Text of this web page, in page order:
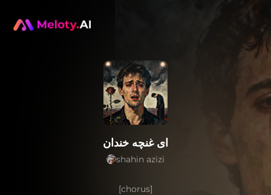
ای غنچه خندان
shahin azizi
[chorus]